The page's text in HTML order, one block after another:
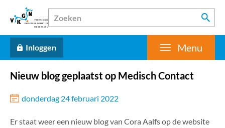
Inloggen Menu
Nieuw blog geplaatst op Medisch Contact
donderdag 24 februari 2022
Er staat weer een nieuw blog van Cora Aalfs op de website